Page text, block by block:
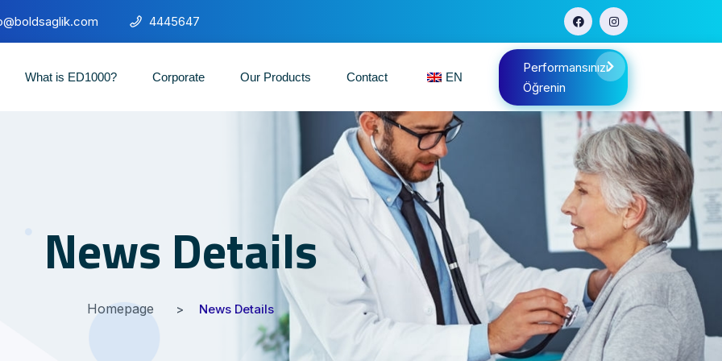
4445647
What is ED1000? Corporate Our Products Contact EN
Performansınızı
Öğrenin
News Details
Homepage News Details